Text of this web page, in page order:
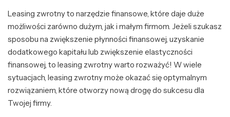
Leasing zwrotny to narzędzie finansowe, które daje duże
możliwości zarówno dużym, jak i małym firmom. Jeżeli szukasz
sposobu na zwiększenie płynności finansowej, uzyskanie
dodatkowego kapitału lub zwiększenie elastyczności
finansowej, to leasing zwrotny warto rozważyć! W wiele
sytuacjach, leasing zwrotny może okazać się optymalnym
rozwiązaniem, które otworzy nową drogę do sukcesu dla
Twojej firmy.